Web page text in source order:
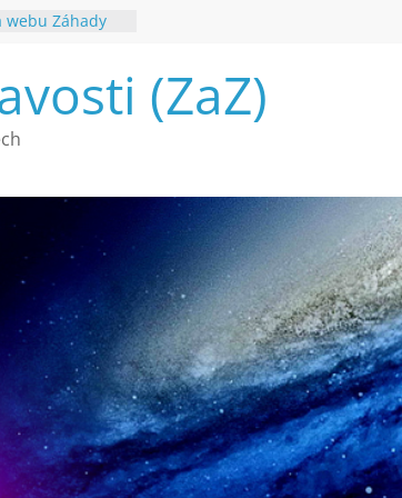
webu Záhady
(ZaZ)